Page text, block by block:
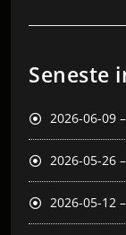
Seneste
2026-06-09
2026-05-26
2026-05-12